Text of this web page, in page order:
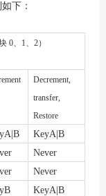
下：
0、 1、 2）
Decrement,
transfer,
Restore
KeyA|B
Never
Never
KeyA|B